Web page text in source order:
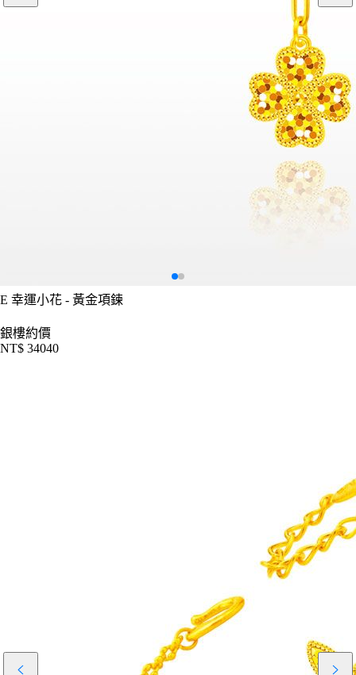
E 幸運小花 - 黃金項鍊
銀樓約價
NT$ 34040